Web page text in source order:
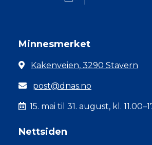
Minnesmerket
Kakenveien, 3290 Stavern
post@dnas.no
15. mai til 31. august, kl.
Nettsiden